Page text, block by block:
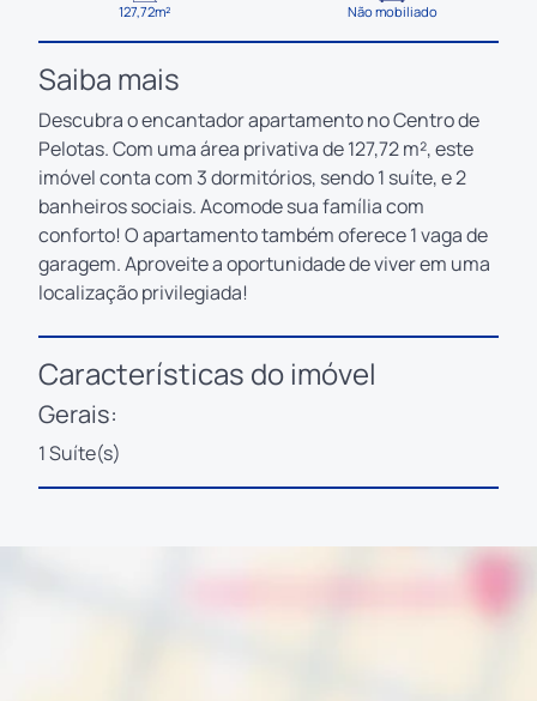
127,72m² Não mobiliado
Saiba mais
Descubra o encantador apartamento no Centro de
Pelotas. Com uma área privativa de 127,72 m², este
imóvel conta com 3 dormitórios, sendo 1 suíte, e 2
banheiros sociais. Acomode sua família com
conforto! O apartamento também oferece 1 vaga de
garagem. Aproveite a oportunidade de viver em uma
localização privilegiada!
Características do imóvel
Gerais:
1 Suíte(s)